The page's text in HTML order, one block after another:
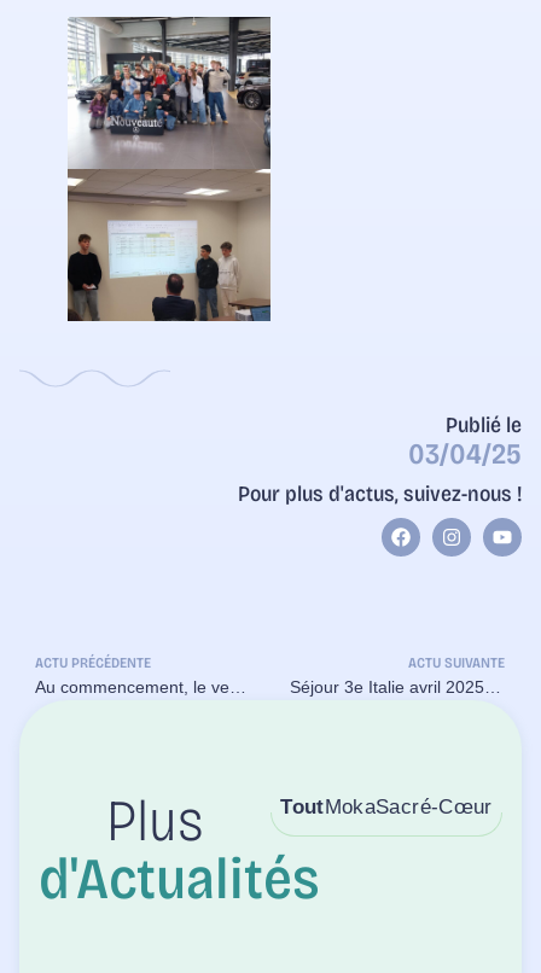
Publié le
03/04/25
Pour plus d'actus, suivez-nous !
ACTU PRÉCÉDENTE ACTU SUIVANTE
Séjour 3e Italie avril 2025 🇮🇹
Plus
d'Actualités
MokaSacré-Cœur
Tout